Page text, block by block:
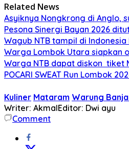
Related News
Asyiknya Nongkrong di Anglo,
Pesona Sinergi Bayan 2026
Wagub NTB tampil di
Warga Lombok Utara siapkan
Warga NTB dapat diskon tiket
POCARI SWEAT Run Lombok
Kuliner Mataram Warung
Writer: AkmalEditor: Dwi ayu
Comment